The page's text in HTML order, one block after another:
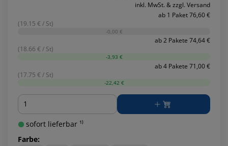
inkl. MwSt. & zzgl. Versand
ab 1 Paket 76,60 €
(19.15 € / St)
-0,00 €
ab 2 Pakete 74,64 €
(18.66 € / St)
-3,93 €
ab 4 Pakete 71,00 €
(17.75 € / St)
-22,42 €
Menge
sofort lieferbar ¹⁾
Farbe: